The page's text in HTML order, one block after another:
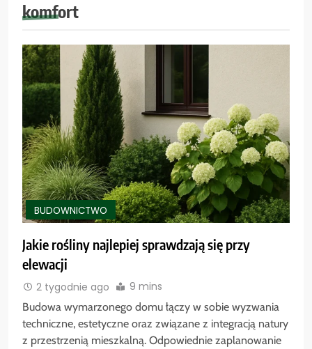
komfort
BUDOWNICTWO
Jakie rośliny najlepiej sprawdzają się przy
elewacji
2 tygodnie ago 9 mins
Budowa wymarzonego domu łączy w sobie wyzwania
techniczne, estetyczne oraz związane z integracją natury
z przestrzenią mieszkalną. Odpowiednie zaplanowanie